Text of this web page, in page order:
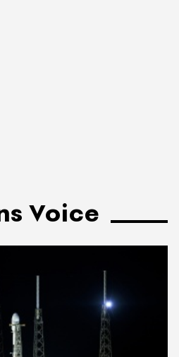
Voice